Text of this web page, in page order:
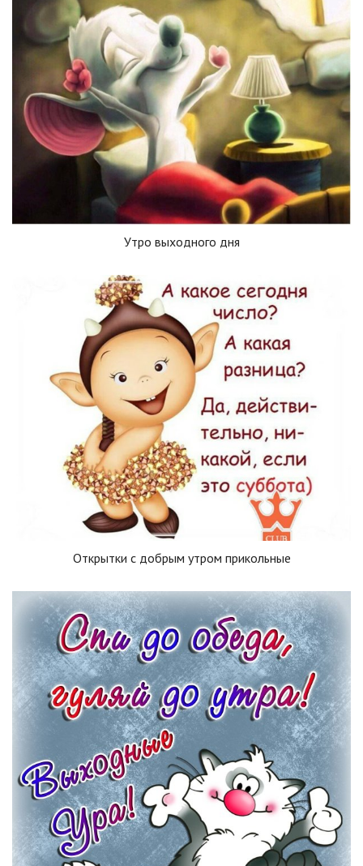
Утро выходного дня
Открытки с добрым утром прикольные